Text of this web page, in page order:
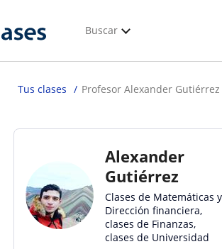
Buscar
Tus clases Profesor Alexander Gutiérrez
Alexander
Gutiérrez
Clases de Matemáticas y
Dirección financiera,
clases de Finanzas,
clases de Universidad